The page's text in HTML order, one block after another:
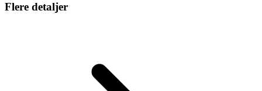
Flere detaljer